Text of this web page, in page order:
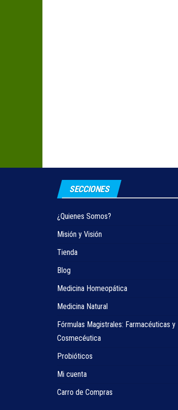
SECCIONES
¿Quienes Somos?
Misión y Visión
Tienda
Blog
Medicina Homeopática
Medicina Natural
Fórmulas Magistrales: Farmacéuticas y
Cosmecéutica
Probióticos
Mi cuenta
Carro de Compras